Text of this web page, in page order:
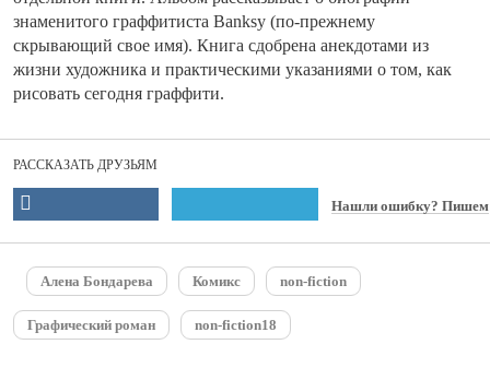
знаменитого граффитиста Banksy (по-прежнему
скрывающий свое имя). Книга сдобрена анекдотами из
жизни художника и практическими указаниями о том, как
рисовать сегодня граффити.
РАССКАЗАТЬ ДРУЗЬЯМ
Нашли ошибку? Пишем
Алена Бондарева Комикс non-fiction
Графический роман non-fiction18